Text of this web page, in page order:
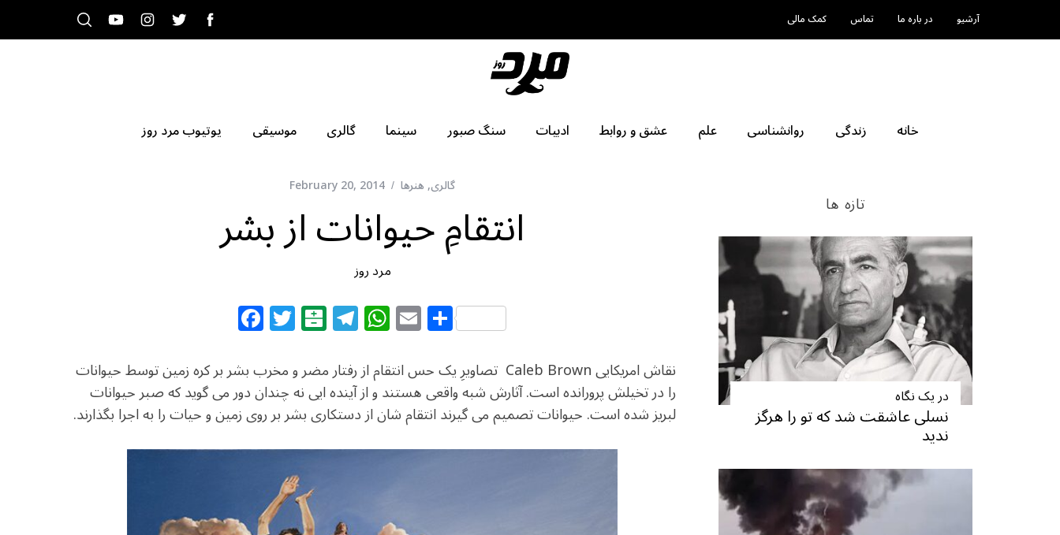
آرشیو در باره ما تماس کمک مالی
خانه زندگی روانشناسی علم عشق و روابط ادبیات سنگ صبور سینما گالری موسیقی یوتیوب مرد روز
گالری,هنرها February 20, 2014
انتقامِ حیوانات از بشر
مرد روز
F
a
c
e
b
oo
k
T
w
itt
e
r
B
al
at
ar
in
T
el
e
g
ra
m
W
h
at
s
A
p
p
E
m
ai
l
S
h
ar
e
نقاش امریکایی Caleb Brown تصاویرِ یک حس انتقام از رفتار مضر و مخرب بشر بر کره زمین توسط حیوانات
را در تخیلش پرورانده است. آثارش شبه واقعی هستند و از آینده ایی نه چندان دور می گوید که صبر حیوانات
لبریز شده است. حیوانات تصمیم می گیرند انتقام شان از دستکاری بشر بر روی زمین و حیات را به اجرا بگذارند.
تازه ها
در یک نگاه
نسلی عاشقت شد که تو را هرگز
ندید